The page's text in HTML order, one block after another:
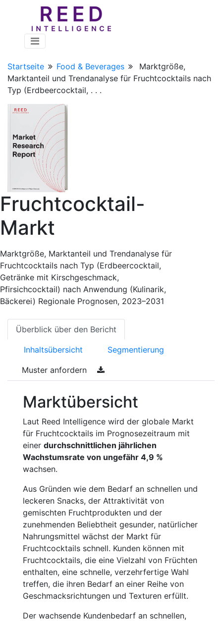
Startseite Food & Beverages
Marktgröße,
Marktanteil und Trendanalyse für Fruchtcocktails nach
Typ (Erdbeercocktail, . . .
Fruchtcocktail-
Markt
Marktgröße, Marktanteil und Trendanalyse für
Fruchtcocktails nach Typ (Erdbeercocktail,
Getränke mit Kirschgeschmack,
Pfirsichcocktail) nach Anwendung (Kulinarik,
Bäckerei) Regionale Prognosen, 2023–2031
Überblick über den Bericht
Inhaltsübersicht Segmentierung
Muster anfordern
Marktübersicht
Laut Reed Intelligence wird der globale Markt
für Fruchtcocktails im Prognosezeitraum mit
einer durchschnittlichen jährlichen
Wachstumsrate von ungefähr 4,9 %
wachsen.
Aus Gründen wie dem Bedarf an schnellen und
leckeren Snacks, der Attraktivität von
gemischten Fruchtprodukten und der
zunehmenden Beliebtheit gesunder, natürlicher
Nahrungsmittel wächst der Markt für
Fruchtcocktails schnell. Kunden können mit
Fruchtcocktails, die eine Vielzahl von Früchten
enthalten, eine schnelle, verzehrfertige Wahl
treffen, die ihren Bedarf an einer Reihe von
Geschmacksrichtungen und Texturen erfüllt.
Der wachsende Kundenbedarf an schnellen,